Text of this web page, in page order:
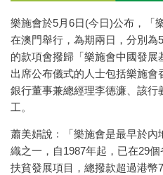
樂施會於5月6日(今日)公布，「
在澳門舉行，為期兩日，分別為
的款項會撥歸「樂施會中國發展
出席公布儀式的人士包括樂施
銀行董事兼總經理李德濂、該
工。
蕭美娟說﹕「樂施會是最早於內
織之一，自1987年起，已在29
扶貧發展項目，總撥款超過港幣